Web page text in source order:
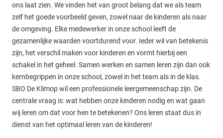
ons laat zien. We vinden het van groot belang dat we als team
zelf het goede voorbeeld geven, zowel naar de kinderen als naar
de omgeving. Elke medewerker in onze school leeft de
gezamenlijke waarden voortdurend voor. Ieder wil van betekenis
zijn, het verschil maken voor kinderen en vormt hierbij een
schakel in het geheel. Samen werken en samen leren zijn dan ook
kernbegrippen in onze school, zowel in het team als in de klas.
SBO De Klimop wil een professionele leergemeenschap zijn. De
centrale vraag is: wat hebben onze kinderen nodig en wat gaan
wij leren om dat voor hen te betekenen? Ons leren staat dus in
dienst van het optimaal leren van de kinderen!